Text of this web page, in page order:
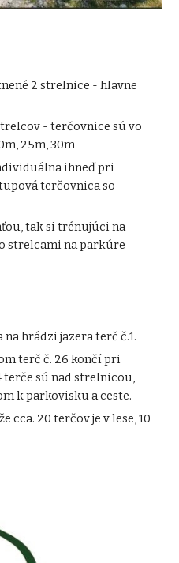
2 strelnice - hlavne
- terčovnice sú vo
25m, 30m
ihneď pri
terčovnica so
tak si trénujúci na
strelcami na parkúre
hrádzi jazera terč č.1.
terč č. 26 končí pri
terče sú nad strelnicou,
k parkovisku a ceste.
cca. 20 terčov je v lese, 10